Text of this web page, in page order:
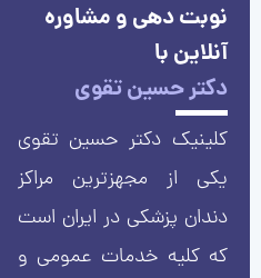
نوبت دهی و مشاوره
آنلاین با
دکتر حسین تقوی
کلینیک دکتر حسین تقوی
یکی از مجهزترین مراکز
دندان پزشکی در ایران است
که کلیه خدمات عمومی و